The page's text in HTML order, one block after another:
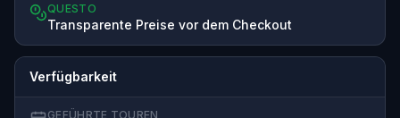
QUESTO
Transparente Preise vor dem Checkout
Verfügbarkeit
GEFÜHRTE TOUREN